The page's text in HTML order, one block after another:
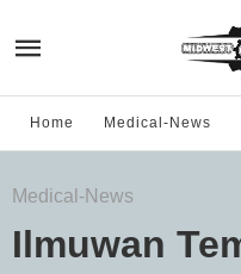
Home Medical-News
Medical-News
Ilmuwan